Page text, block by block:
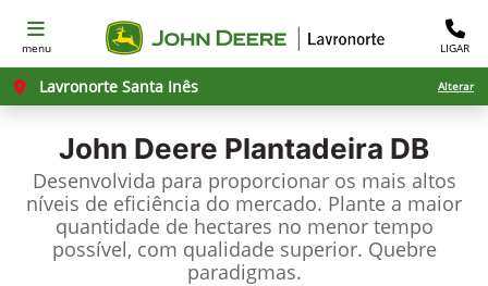
menu LIGAR
Lavronorte Santa Inês Alterar
John Deere Plantadeira DB
Desenvolvida para proporcionar os mais altos
níveis de eficiência do mercado. Plante a maior
quantidade de hectares no menor tempo
possível, com qualidade superior. Quebre
paradigmas.